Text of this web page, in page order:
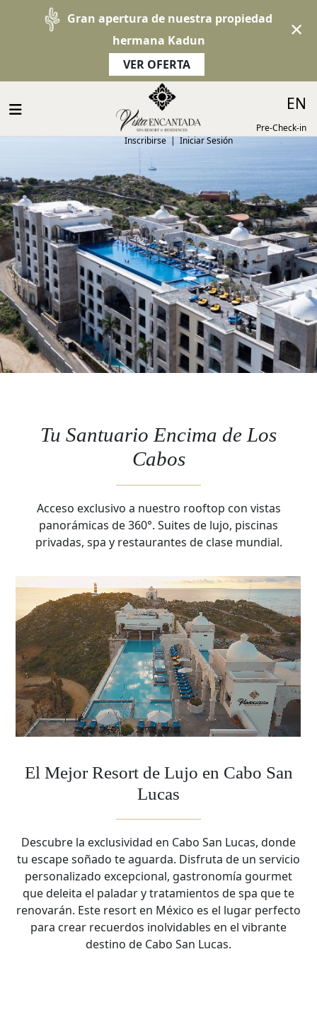
Inscribirse|Iniciar Sesión
Pre-Check-in
Gran apertura de nuestra propiedad
hermana Kadun
VER OFERTA
×
EN
Tu Santuario Encima de Los
Cabos
Acceso exclusivo a nuestro rooftop con vistas
panorámicas de 360°. Suites de lujo, piscinas
privadas, spa y restaurantes de clase mundial.
El Mejor Resort de Lujo en Cabo San
Lucas
Descubre la exclusividad en Cabo San Lucas, donde
tu escape soñado te aguarda. Disfruta de un servicio
personalizado excepcional, gastronomía gourmet
que deleita el paladar y tratamientos de spa que te
renovarán. Este resort en México es el lugar perfecto
para crear recuerdos inolvidables en el vibrante
destino de Cabo San Lucas.